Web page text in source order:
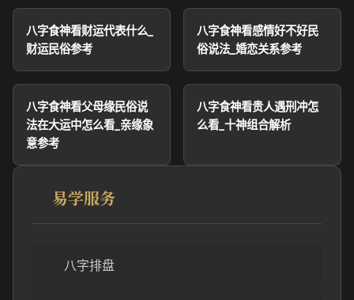
八字食神看财运代表什么_
财运民俗参考
八字食神看感情好不好民
俗说法_婚恋关系参考
八字食神看父母缘民俗说
法在大运中怎么看_亲缘象
意参考
八字食神看贵人遇刑冲怎
么看_十神组合解析
易学服务
八字排盘